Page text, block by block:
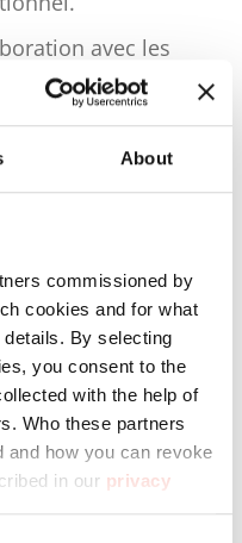
About
commissioned by
cookies and for what
By selecting
you consent to the
with the help of
Who these partners
how you can revoke
in our privacy
avec les
BtoB, en région
Account
et à proposer